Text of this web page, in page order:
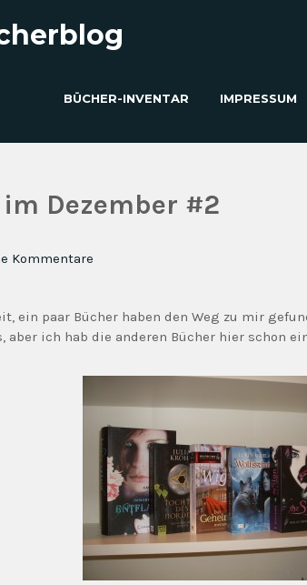
BÜCHER-INVENTAR IMPRESSUM
Dezember #2
Kommentare
ein paar Bücher haben den Weg zu mir
aber ich hab die anderen Bücher hier schon